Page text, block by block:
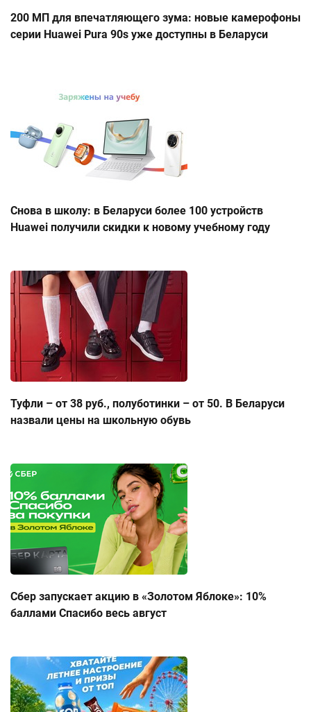
200 МП для впечатляющего зума: новые камерофоны
серии Huawei Pura 90s уже доступны в Беларуси
Снова в школу: в Беларуси более 100 устройств
Huawei получили скидки к новому учебному году
Туфли – от 38 руб., полуботинки – от 50. В Беларуси
назвали цены на школьную обувь
Сбер запускает акцию в «Золотом Яблоке»: 10%
баллами Спасибо весь август